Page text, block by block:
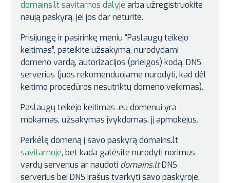
domains.lt savitarnos dalyje arba užregistruokite
naują paskyrą, jei jos dar neturite.
Prisijungę ir pasirinkę meniu “Paslaugų teikėjo
keitimas”, pateikite užsakymą, nurodydami
domeno vardą, autorizacijos (prieigos) kodą, DNS
serverius (juos rekomenduojame nurodyti, kad dėl
keitimo procedūros nesutriktų domeno veikimas).
Paslaugų teikėjo keitimas .eu domenui yra
mokamas, užsakymas įvykdomas, jį apmokėjus.
Perkėlę domeną į savo paskyrą domains.lt
savitarnoje, bet kada galėsite nurodyti norimus
vardų serverius ar naudoti domains.ltDNS
serverius bei DNS įrašus tvarkyti savo paskyroje.